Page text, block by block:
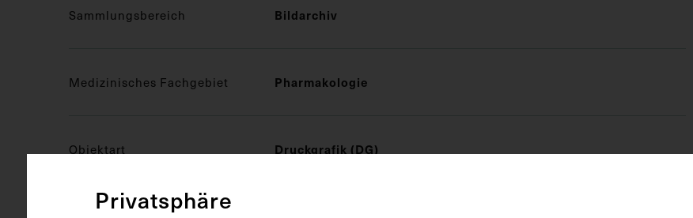
Sammlungsbereich Bildarchiv
Medizinisches Fachgebiet Pharmakologie
Objektart Druckgrafik (DG)
Privatsphäre